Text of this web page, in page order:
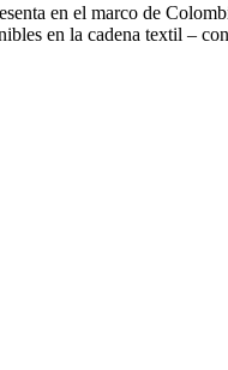
en el marco de
en la cadena textil –